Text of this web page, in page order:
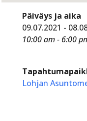
Päiväys ja aika
09.07.2021 -
10:00 am - 6:00
Lohjan